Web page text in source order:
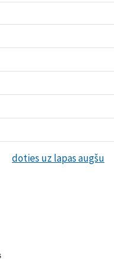
doties uz lapas augšu